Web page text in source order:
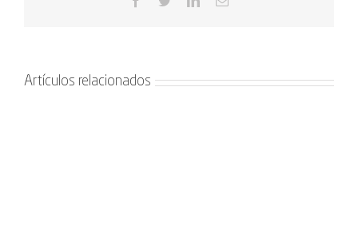
Artículos relacionados